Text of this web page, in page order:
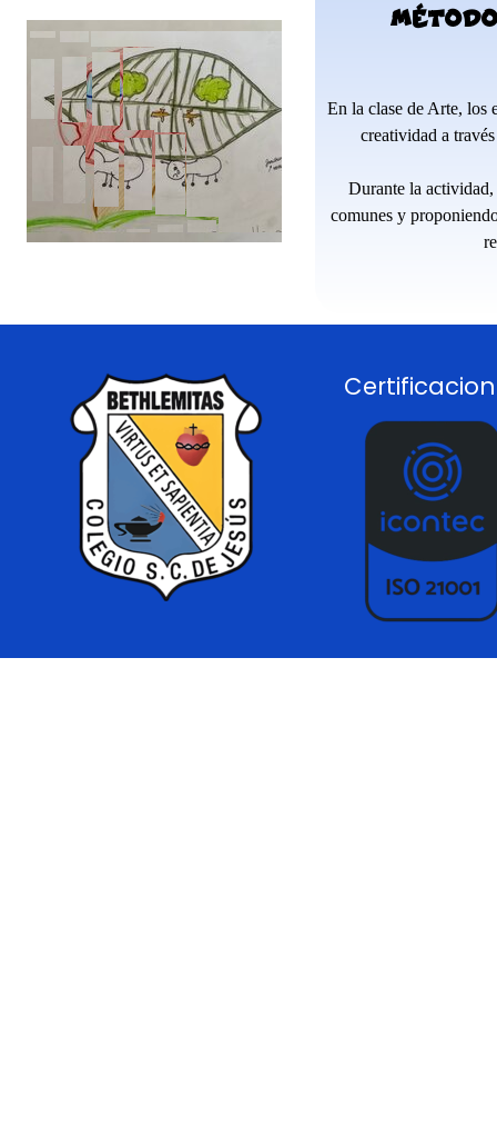
En la clase de Arte, los
creatividad a
Durante la actividad,
comunes y